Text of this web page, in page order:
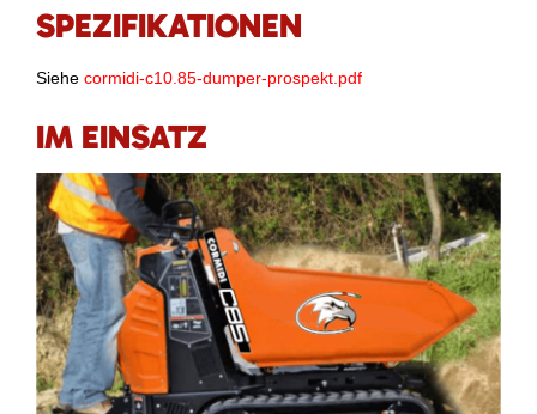
SPEZIFIKATIONEN
Siehe cormidi-c10.85-dumper-prospekt.pdf
IM EINSATZ